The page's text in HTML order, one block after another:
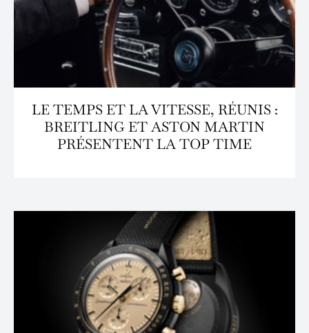
LE TEMPS ET LA VITESSE, RÉUNIS :
BREITLING ET ASTON MARTIN
PRÉSENTENT LA TOP TIME